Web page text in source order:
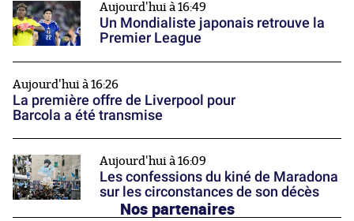
Aujourd'hui à 16:49
Un Mondialiste japonais retrouve la
Premier League
Aujourd'hui à 16:26
La première offre de Liverpool pour
Barcola a été transmise
Aujourd'hui à 16:09
Les confessions du kiné de Maradona
sur les circonstances de son décès
Nos partenaires